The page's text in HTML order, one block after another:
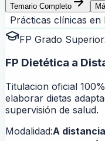
Temario Completo
Prácticas clínicas en
FP Grado Superior
FP Dietética a
Titulacion oficial
elaborar dietas
supervisión de salud.
Modalidad:A distancia